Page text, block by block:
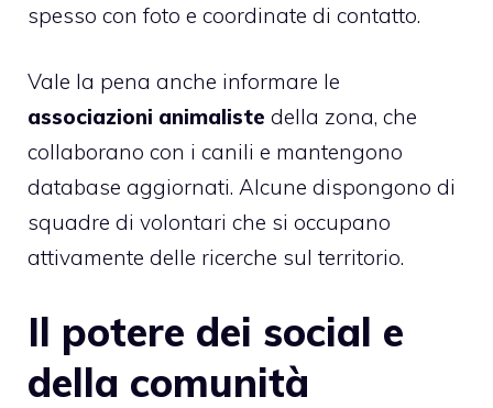
spesso con foto e coordinate di contatto.
Vale la pena anche informare le
associazioni animaliste della zona, che
collaborano con i canili e mantengono
database aggiornati. Alcune dispongono di
squadre di volontari che si occupano
attivamente delle ricerche sul territorio.
Il potere dei social e
della comunità